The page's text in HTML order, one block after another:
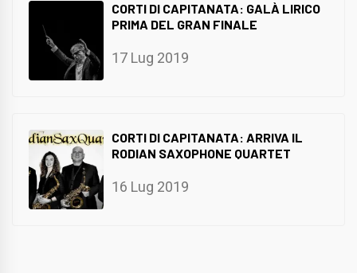
CORTI DI CAPITANATA: GALÀ LIRICO
PRIMA DEL GRAN FINALE
17 Lug 2019
CORTI DI CAPITANATA: ARRIVA IL
RODIAN SAXOPHONE QUARTET
16 Lug 2019